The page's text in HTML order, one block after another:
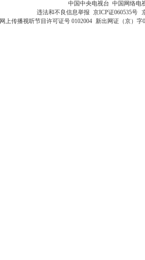
中国中央电视台 中国网络电
违法和不良信息举报 京ICP证060535号
网上传播视听节目许可证号 0102004 新出网证（京）